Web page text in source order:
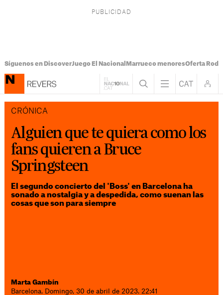
Síguenos en DiscoverJuego El Nacional Marrueco menoresOferta
CRÓNICA
Alguien que te quiera como los
fans quieren a Bruce
Springsteen
El segundo concierto del 'Boss' en Barcelona ha
sonado a nostalgia y a despedida, como suenan las
cosas que son para siempre
Marta Gambín
Barcelona. Domingo, 30 de abril de 2023. 22:41